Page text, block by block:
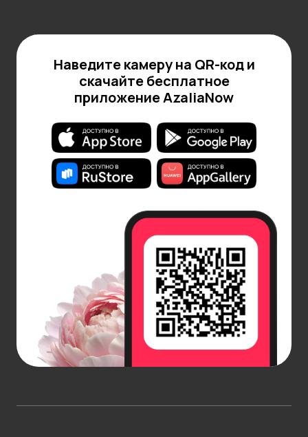
Наведите камеру на QR-код и
скачайте бесплатное
приложение AzaliaNow